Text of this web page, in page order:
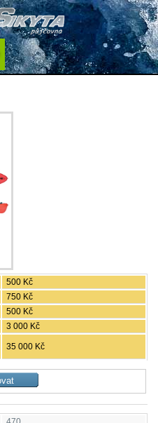
500 Kč
750 Kč
500 Kč
3 000 Kč
35 000 Kč